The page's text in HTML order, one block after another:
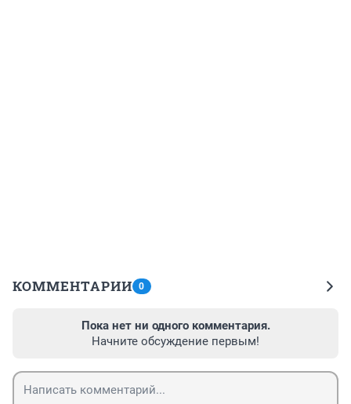
КОММЕНТАРИИ 0
Пока нет ни одного комментария.
Начните обсуждение первым!